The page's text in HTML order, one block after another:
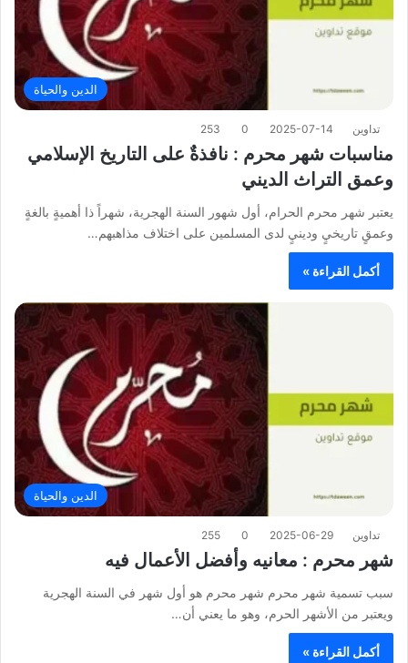
الدين والحياة
تداوين 2025-07-14
0
253
مناسبات شهر محرم : نافذةٌ على التاريخ الإسلامي
وعمق التراث الديني
يعتبر شهر محرم الحرام، أول شهور السنة الهجرية، شهراً ذا أهميةٍ بالغةٍ
وعمقٍ تاريخيٍ ودينيٍ لدى المسلمين على اختلاف مذاهبهم…
أكمل القراءة »
الدين والحياة
تداوين 2025-06-29
0
255
شهر محرم : معانيه وأفضل الأعمال فيه
سبب تسمية شهر محرم شهر محرم هو أول شهر في السنة الهجرية
ويعتبر من الأشهر الحرم، وهو ما يعني أن…
أكمل القراءة »